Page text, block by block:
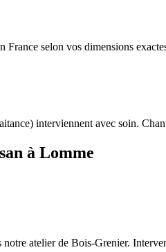
France selon vos dimensions
interviennent avec soin.
à Lomme
atelier de Bois-Grenier.